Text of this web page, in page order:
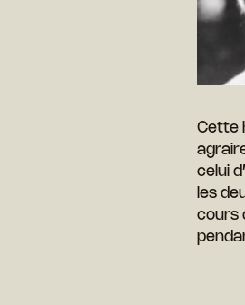
Cette
celui
les
cours